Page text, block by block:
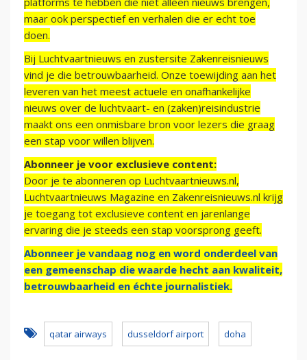
maar ook perspectief en verhalen die er echt toe
doen.
Bij Luchtvaartnieuws en zustersite Zakenreisnieuws
vind je die betrouwbaarheid. Onze toewijding aan het
leveren van het meest actuele en onafhankelijke
nieuws over de luchtvaart- en (zaken)reisindustrie
maakt ons een onmisbare bron voor lezers die graag
een stap voor willen blijven.
Abonneer je voor exclusieve content:
Door je te abonneren op Luchtvaartnieuws.nl,
Luchtvaartnieuws Magazine en Zakenreisnieuws.nl krijg
je toegang tot exclusieve content en jarenlange
ervaring die je steeds een stap voorsprong geeft.
Abonneer je vandaag nog en word onderdeel van
een gemeenschap die waarde hecht aan kwaliteit,
betrouwbaarheid en échte journalistiek.
qatar airways dusseldorf airport doha